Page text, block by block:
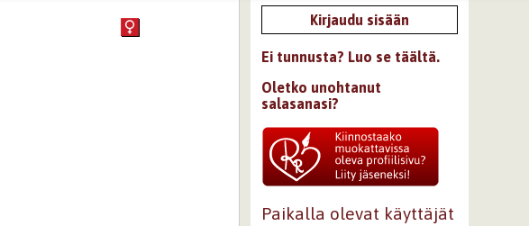
Kirjaudu sisään
Ei tunnusta? Luo se täältä.
Oletko unohtanut
salasanasi?
Paikalla olevat käyttäjät